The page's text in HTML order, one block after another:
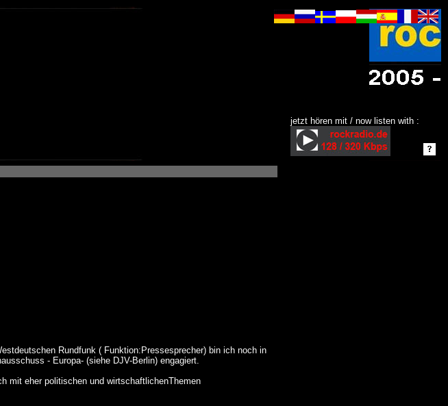
jetzt hören mit / now listen with :
Rundfunk ( Funktion:Pressesprecher) bin ich noch in
- Europa- (siehe DJV-Berlin) engagiert.
mit eher politischen und wirtschaftlichenThemen